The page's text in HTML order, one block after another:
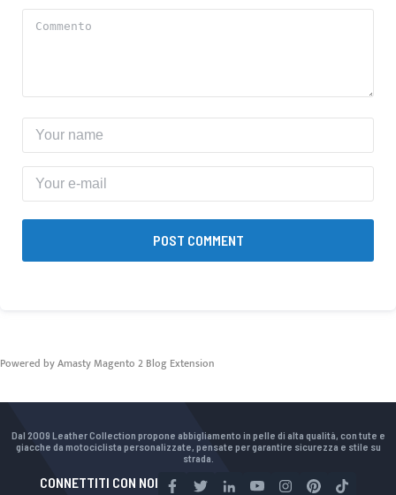
POST COMMENT
Powered by Amasty Magento 2 Blog Extension
Dal 2009 Leather Collection propone abbigliamento in pelle di alta qualità, con tute e
giacche da motociclista personalizzate, pensate per garantire sicurezza e stile su
strada.
CONNETTITI CON NOI